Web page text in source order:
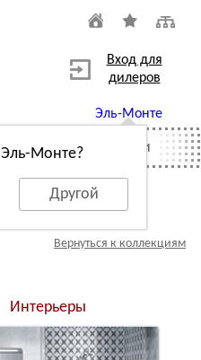
Вход для
дилеров
Эль-Монте
Эль-Монте?
Другой
Вакансии
Вернуться к коллекциям
Интерьеры